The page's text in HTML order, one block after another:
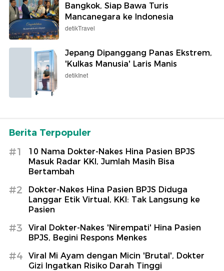
Bangkok, Siap Bawa Turis
Mancanegara ke Indonesia
detikTravel
Jepang Dipanggang Panas Ekstrem,
'Kulkas Manusia' Laris Manis
detikInet
Berita Terpopuler
#1
10 Nama Dokter-Nakes Hina Pasien BPJS
Masuk Radar KKI, Jumlah Masih Bisa
Bertambah
#2
Dokter-Nakes Hina Pasien BPJS Diduga
Langgar Etik Virtual, KKI: Tak Langsung ke
Pasien
#3
Viral Dokter-Nakes 'Nirempati' Hina Pasien
BPJS, Begini Respons Menkes
#4
Viral Mi Ayam dengan Micin 'Brutal', Dokter
Gizi Ingatkan Risiko Darah Tinggi